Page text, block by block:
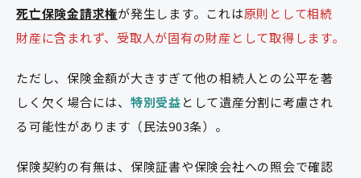
死亡保険金請求権が発生します。これは原則として相続
財産に含まれず、受取人が固有の財産として取得します。
ただし、保険金額が大きすぎて他の相続人との公平を著
しく欠く場合には、 特別受益として遺産分割に考慮され
る可能性があります（民法903条）。
保険契約の有無は、保険証書や保険会社への照会で確認